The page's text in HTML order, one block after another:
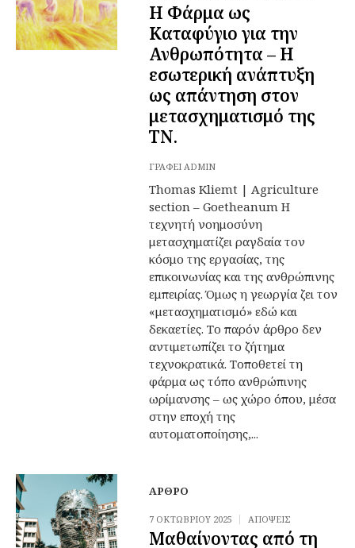
Η Φάρμα ως
Καταφύγιο για την
Ανθρωπότητα – Η
εσωτερική ανάπτυξη
ως απάντηση στον
μετασχηματισμό της
ΤΝ.
ΓΡΆΦΕΙ ADMIN
Thomas Kliemt | Agriculture
section – Goetheanum Η
τεχνητή νοημοσύνη
μετασχηματίζει ραγδαία τον
κόσμο της εργασίας, της
επικοινωνίας και της ανθρώπινης
εμπειρίας. Όμως η γεωργία ζει τον
«μετασχηματισμό» εδώ και
δεκαετίες. Το παρόν άρθρο δεν
αντιμετωπίζει το ζήτημα
τεχνοκρατικά. Τοποθετεί τη
φάρμα ως τόπο ανθρώπινης
ωρίμανσης – ως χώρο όπου, μέσα
στην εποχή της
αυτοματοποίησης,...
ΆΡΘΡΟ
7 ΟΚΤΩΒΡΊΟΥ 2025 ΑΠΌΨΕΙΣ
Μαθαίνοντας από τη